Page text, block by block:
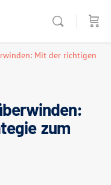
Mit der richtigen
zum